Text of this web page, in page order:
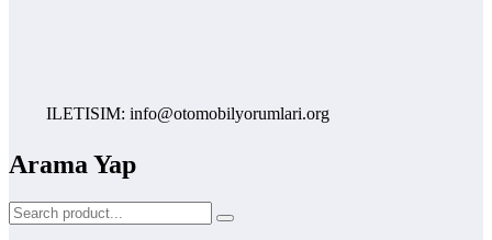
ILETISIM: info@otomobilyorumlari.org
Arama Yap